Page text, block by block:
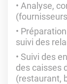
Analyse,
suivi des
Suivi des
des caisses
(restaurant,